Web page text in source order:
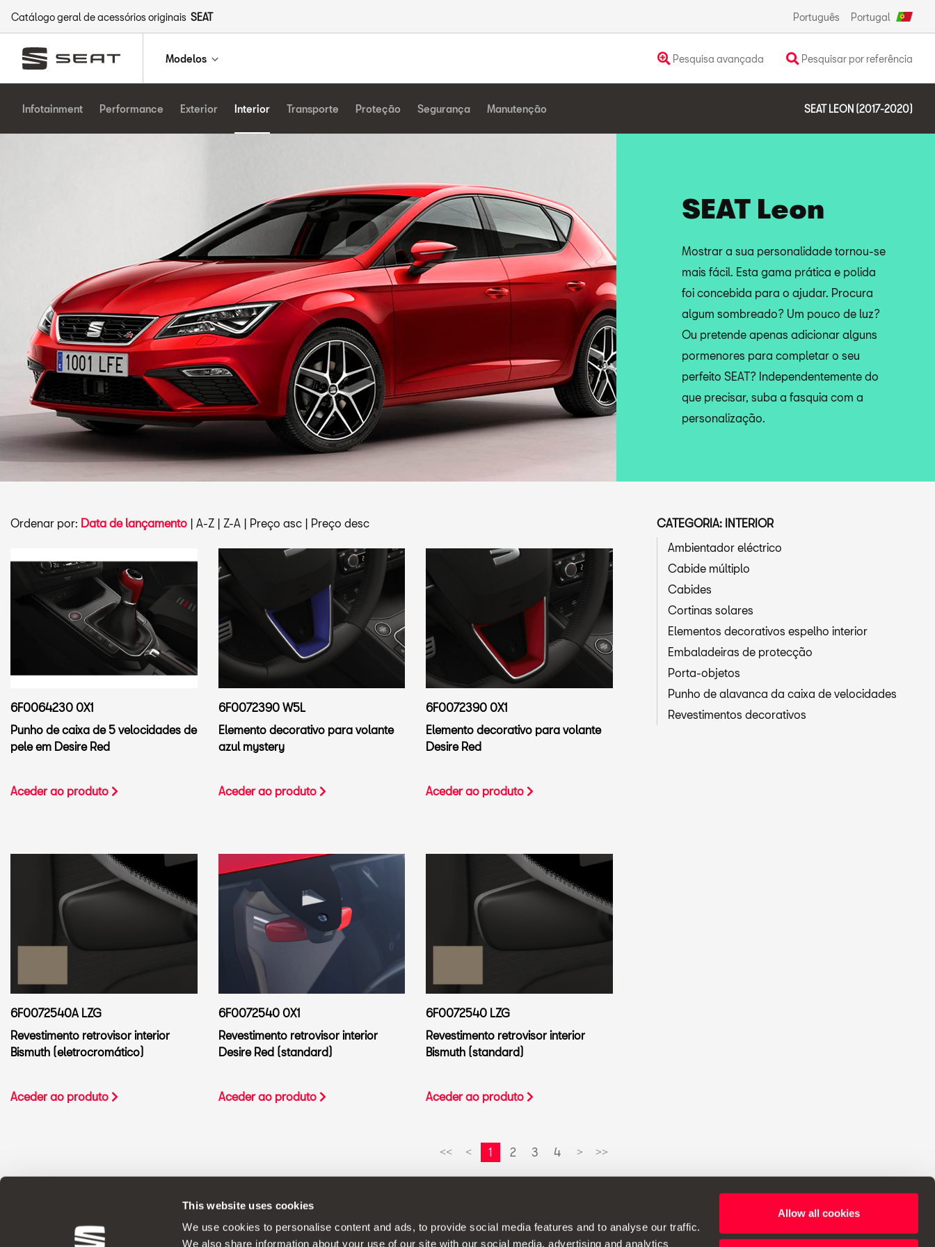
This website uses cookies
We use cookies to personalise content and ads, to provide social media features and to analyse our traffic.
We also share information about your use of our site with our social media, advertising and analytics
Allow all cookies
Catálogo geral de acessórios originais SEAT Português Portugal
Modelos Pesquisa avançada Pesquisar por referência
Infotainment Performance Exterior Interior Transporte Proteção Segurança Manutenção SEAT LEON (2017-2020)
SEAT Leon
Mostrar a sua personalidade tornou-se
mais fácil. Esta gama prática e polida
foi concebida para o ajudar. Procura
algum sombreado? Um pouco de luz?
Ou pretende apenas adicionar alguns
pormenores para completar o seu
perfeito SEAT? Independentemente do
que precisar, suba a fasquia com a
personalização.
Ordenar por: Data de lançamento | A-Z | Z-A | Preço asc | Preço desc
6F0064230 0X1
Punho de caixa de 5 velocidades de
pele em Desire Red
Aceder ao produto
6F0072390 W5L
Elemento decorativo para volante
azul mystery
Aceder ao produto
6F0072390 0X1
Elemento decorativo para volante
Desire Red
Aceder ao produto
6F0072540A LZG
Revestimento retrovisor interior
Bismuth (eletrocromático)
Aceder ao produto
6F0072540 0X1
Revestimento retrovisor interior
Desire Red (standard)
Aceder ao produto
6F0072540 LZG
Revestimento retrovisor interior
Bismuth (standard)
Aceder ao produto
<< < 1 2 3 4 > >>
CATEGORIA: INTERIOR
Ambientador eléctrico
Cabide múltiplo
Cabides
Cortinas solares
Elementos decorativos espelho interior
Embaladeiras de protecção
Porta-objetos
Punho de alavanca da caixa de velocidades
Revestimentos decorativos
ACESSÓRIOS ORIGINAIS - A SEAT aplica uma política de desenvolvimento contínuo dos seus produtos e reserva-se o direito de efetuar alterações nas especificações.